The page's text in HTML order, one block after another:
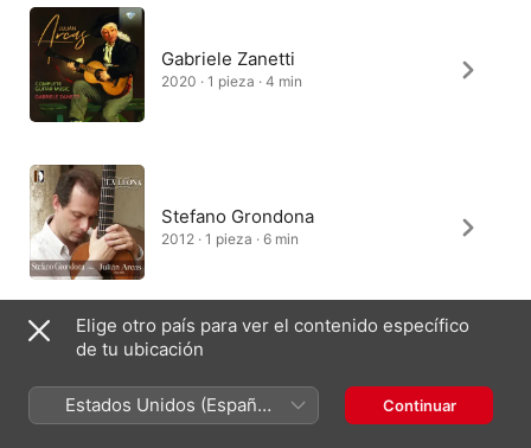
Gabriele Zanetti
2020 · 1 pieza · 4 min
Stefano Grondona
2012 · 1 pieza · 6 min
México English (UK)
Elige otro país para ver el contenido específico
de tu ubicación
Estados Unidos (Español
México)
Continuar